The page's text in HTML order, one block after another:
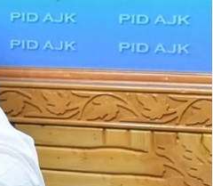
منافی،سیکرٹری
اطلاعات